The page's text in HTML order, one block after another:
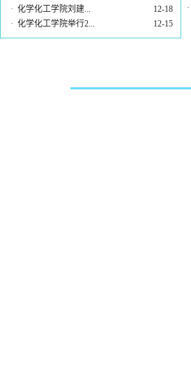
· 化学化工学院刘建...
12-18
· 化学化工学院举行2... 12-15
·